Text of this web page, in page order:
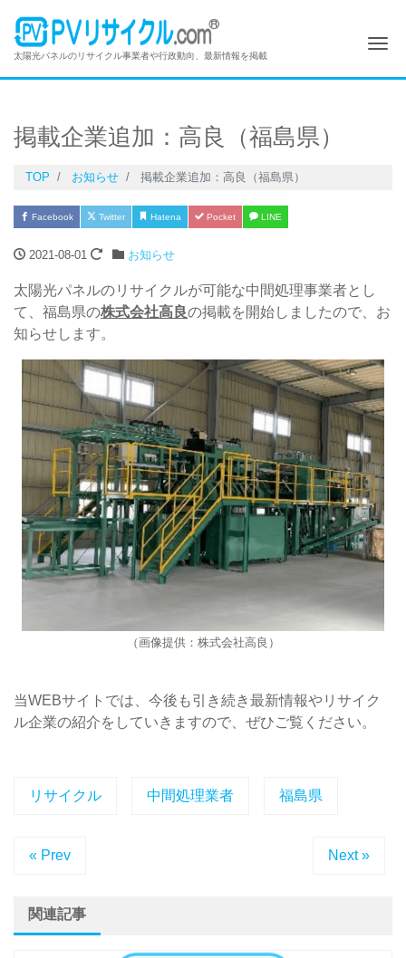
太陽光パネルのリサイクル事業者や行政動向、最新情報を掲載
掲載企業追加：高良（福島県）
TOP お知らせ 掲載企業追加：高良（福島県）
Facebook Twitter Hatena Pocket LINE
2021-08-01 お知らせ
太陽光パネルのリサイクルが可能な中間処理事業者とし
て、福島県の株式会社高良の掲載を開始しましたので、お
知らせします。
（画像提供：株式会社高良）
当WEBサイトでは、今後も引き続き最新情報やリサイク
ル企業の紹介をしていきますので、ぜひご覧ください。
リサイクル 中間処理業者 福島県
« Prev Next »
関連記事